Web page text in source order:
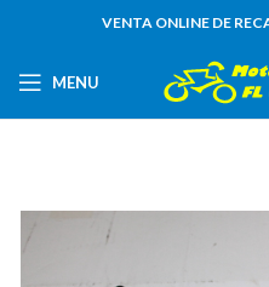
VENTA ONLINE DE
MENU